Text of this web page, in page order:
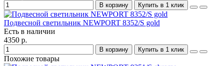
В корзину Купить в 1 клик
Подвесной светильник NEWPORT 8352/S gold
Есть в наличии
4350 р.
В корзину Купить в 1 клик
Похожие товары